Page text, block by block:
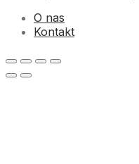
O nas
Kontakt